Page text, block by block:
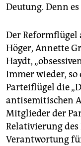
epaper login
Deutung. Denn
Der
Höger, Annette
Haydt,
Immer wieder,
Parteiflügel die
antisemitischen
Mitglieder der
Relativierung
Verantwortung